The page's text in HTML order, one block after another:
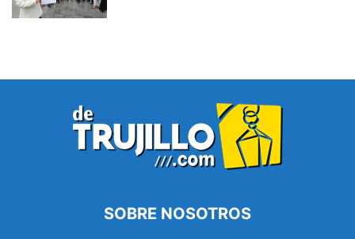
SOBRE NOSOTROS